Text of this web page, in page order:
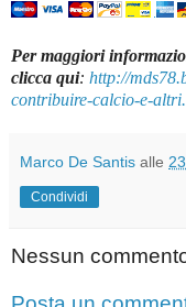
Per maggiori
clicca qui: http://
contribuire-calcio-e-
Marco De Santis alle
Condividi
Nessun